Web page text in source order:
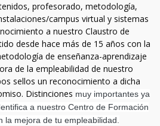
profesorado, metodología,
campus virtual y sistemas
a nuestro Claustro de
desde hace más de 15 años con la
de enseñanza-aprendizaje
de la empleabilidad de nuestro
sellos un reconocimiento a dicha
Distinciones muy importantes ya
a nuestro Centro de Formación
la mejora de tu empleabilidad.